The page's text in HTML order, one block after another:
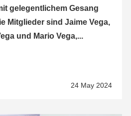
gelegentlichem Gesang
Mitglieder sind Jaime Vega,
und Mario Vega,...
24 May 2024